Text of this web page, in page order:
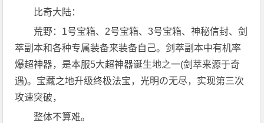
比奇大陆：
荒野：1号宝箱、2号宝箱、3号宝箱、神秘信封、剑
萃副本和各种专属装备来装备自己。剑萃副本中有机率
爆超神器，是本服5大超神器诞生地之一(剑萃来源于奇
遇)。宝藏之地升级终极法宝，光明の无尽，实现第三次
攻速突破，
整体不算难。